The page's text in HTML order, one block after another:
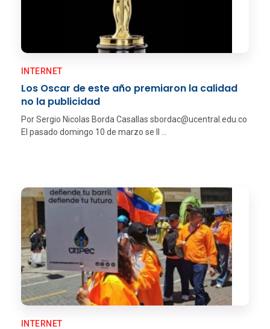
Los Oscar de este año premiaron la calidad
no la publicidad
INTERNET
Por Sergio Nicolas Borda Casallas sbordac@ucentral.edu.co
El pasado domingo 10 de marzo se ll ...
INTERNET